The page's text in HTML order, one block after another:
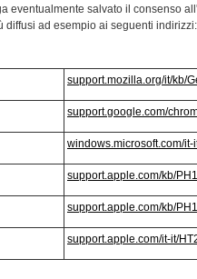
eventualmente salvato il consenso
diffusi ad esempio ai seguenti indirizzi:
support.mozilla.org/it/kb/
support.google.com/
windows.microsoft.com/
support.apple.com/kb/
support.apple.com/kb/
support.apple.com/it-it/